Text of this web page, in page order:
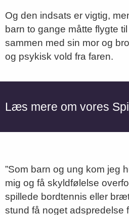
Og den indsats er vigtig,
barn to gange måtte flygte
sammen med sin mor og
og psykisk vold fra faren.
Læs mere om vores
”Som barn og ung kom jeg
mig og få skyldfølelse
spillede bordtennis eller
stund få noget adspredelse